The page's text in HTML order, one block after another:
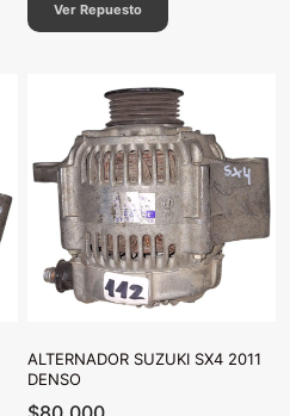
Ver Repuesto
ALTERNADOR SUZUKI SX4 2011
DENSO